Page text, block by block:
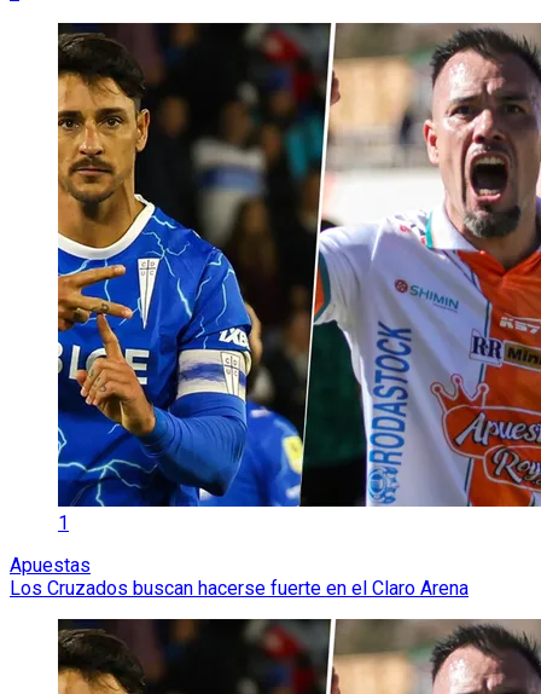
1
Apuestas
Los Cruzados buscan hacerse fuerte en el Claro Arena